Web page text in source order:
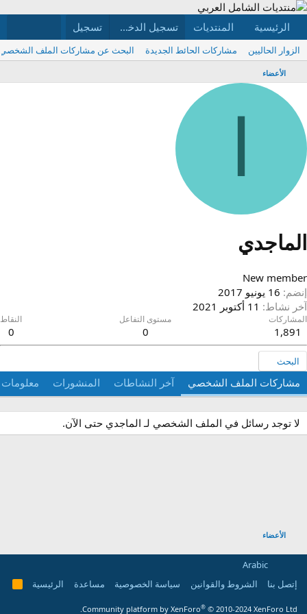
الرئيسية المنتديات ما الجديد الأعضاء تسجيل الدخول تسجيل
الزوار الحاليين مشاركات الحائط الجديدة البحث عن مشاركات الملف الشخصي
الأعضاء
New
16 يونيو 2017
نشاط
11 أكتوبر 2021
1,891
مستوى التفاعل
0
النقاط
0
البحث
مشاركات الملف الشخصي آخر النشاطات المنشورات معلومات
لا توجد رسائل في الملف الشخصي لـ الماجدي حتى الآن.
الأعضاء
إتصل بنا
الشروط والقوانين سياسة الخصوصية مساعدة الرئيسية
Community platform by XenForo® © 2010-2024 XenForo Ltd.